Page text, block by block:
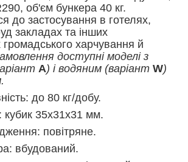
об'єм бункера 40 кг.
до застосування в готелях,
закладах та інших
громадського харчування й
доступні моделі з
А) і водяним (варіант W)
до 80 кг/добу.
кубик 35х31х31 мм.
повітряне.
вбудований.